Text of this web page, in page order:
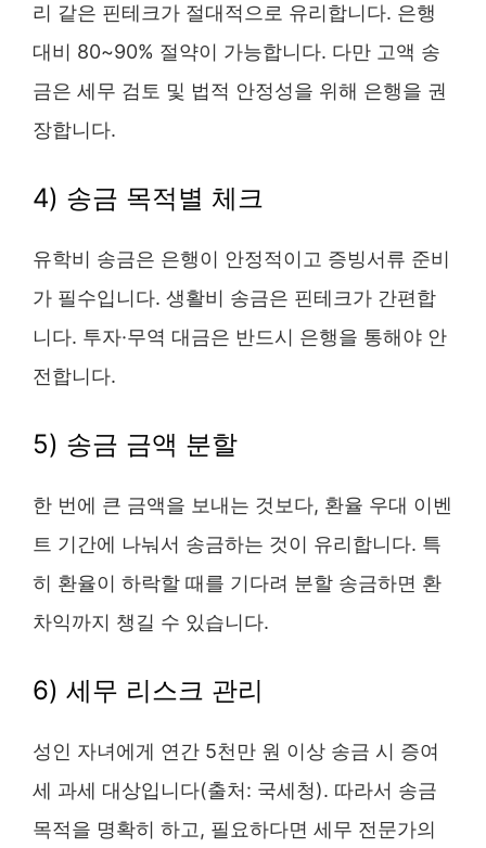
리 같은 핀테크가 절대적으로 유리합니다. 은행
대비 80~90% 절약이 가능합니다. 다만 고액 송
금은 세무 검토 및 법적 안정성을 위해 은행을 권
장합니다.
4) 송금 목적별 체크
유학비 송금은 은행이 안정적이고 증빙서류 준비
가 필수입니다. 생활비 송금은 핀테크가 간편합
니다. 투자·무역 대금은 반드시 은행을 통해야 안
전합니다.
5) 송금 금액 분할
한 번에 큰 금액을 보내는 것보다, 환율 우대 이벤
트 기간에 나눠서 송금하는 것이 유리합니다. 특
히 환율이 하락할 때를 기다려 분할 송금하면 환
차익까지 챙길 수 있습니다.
6) 세무 리스크 관리
성인 자녀에게 연간 5천만 원 이상 송금 시 증여
세 과세 대상입니다(출처: 국세청). 따라서 송금
목적을 명확히 하고, 필요하다면 세무 전문가의